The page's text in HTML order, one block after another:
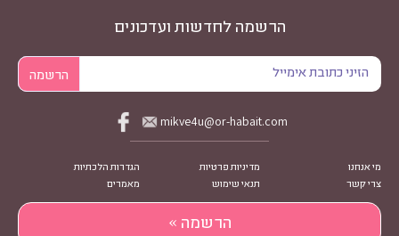
הרשמה לחדשות ועדכונים
mikve4u@or-habait.com
מי אנחנו
צרי קשר
מדיניות פרטיות
תנאי שימוש
הגדרות הלכתיות
מאמרים
הרשמה »